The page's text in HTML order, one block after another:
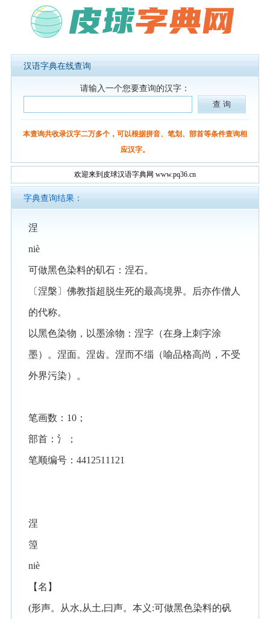
汉语字典在线查询
请输入一个您要查询的汉字：
本查询共收录汉字二万多个，可以根据拼音、笔划、部首等条件查询相
应汉字。
欢迎来到皮球汉语字典网 www.pq36.cn
字典查询结果：
涅
niè
可做黑色染料的矶石：涅石。
〔涅槃〕佛教指超脱生死的最高境界。后亦作僧人
的代称。
以黑色染物，以墨涂物：涅字（在身上刺字涂
墨）。涅面。涅齿。涅而不缁（喻品格高尚，不受
外界污染）。
笔画数：10；
部首：氵；
笔顺编号：4412511121
涅
篞
niè
【名】
(形声。从水,从土,曰声。本义:可做黑色染料的矾